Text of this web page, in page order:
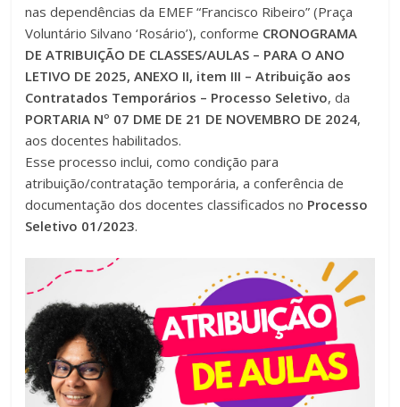
nas dependências da EMEF “Francisco Ribeiro” (Praça
Voluntário Silvano ‘Rosário’), conforme CRONOGRAMA
DE ATRIBUIÇÃO DE CLASSES/AULAS – PARA O ANO
LETIVO DE 2025, ANEXO II, item III – Atribuição aos
Contratados Temporários – Processo Seletivo, da
PORTARIA Nº 07 DME DE 21 DE NOVEMBRO DE 2024,
aos docentes habilitados.
Esse processo inclui, como condição para
atribuição/contratação temporária, a conferência de
documentação dos docentes classificados no Processo
Seletivo 01/2023.